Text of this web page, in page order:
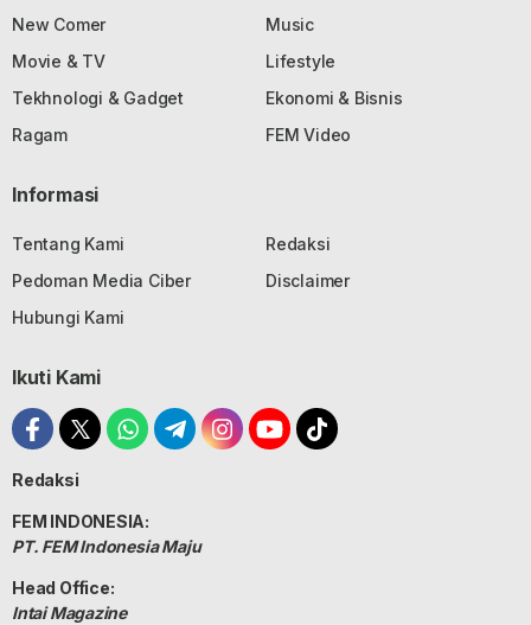
New Comer
Music
Movie & TV
Lifestyle
Tekhnologi & Gadget
Ekonomi & Bisnis
Ragam
FEM Video
Informasi
Tentang Kami
Redaksi
Pedoman Media Ciber
Disclaimer
Hubungi Kami
Ikuti Kami
Redaksi
FEM INDONESIA:
PT. FEM Indonesia Maju
Head Office:
Intai Magazine